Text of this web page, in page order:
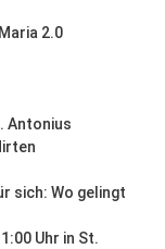
2.0
Antonius
sich: Wo gelingt
Uhr in St.